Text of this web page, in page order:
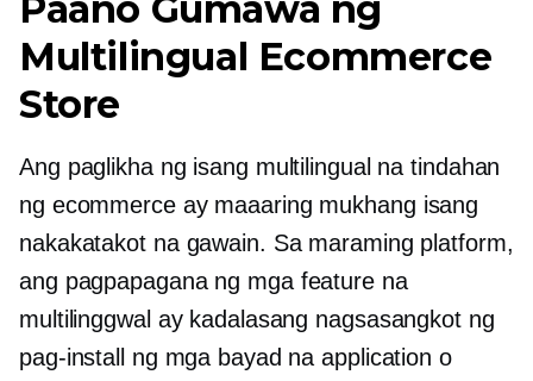
Multilingual Ecommerce
Store
Ang paglikha ng isang multilingual na tindahan
ng ecommerce ay maaaring mukhang isang
nakakatakot na gawain. Sa maraming platform,
ang pagpapagana ng mga feature na
multilinggwal ay kadalasang nagsasangkot ng
pag-install ng mga bayad na application o